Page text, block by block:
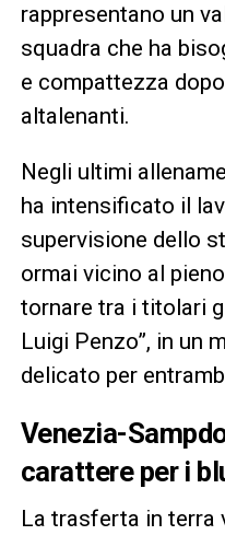
rappresentano un
squadra che ha
e compattezza
altalenanti.
Negli ultimi
ha intensificato il
supervisione dello
ormai vicino al
tornare tra i titolari
Luigi Penzo”, in un
delicato per
Venezia-
carattere per i
La trasferta in terra